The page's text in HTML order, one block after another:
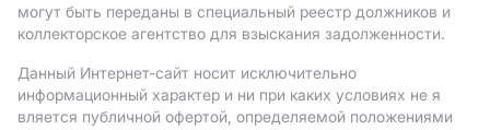
могут быть переданы в специальный реестр должников и
коллекторское агентство для взыскания задолженности.
Данный Интернет-сайт носит исключительно
информационный характер и ни при каких условиях не я
вляется публичной офертой, определяемой положениями